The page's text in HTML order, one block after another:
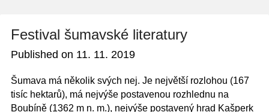
Festival šumavské literatury
Published on 11. 11. 2019
Šumava má několik svých nej. Je největší rozlohou (167
tisíc hektarů), má nejvýše postavenou rozhlednu na
Boubíně (1362 m n. m.), nejvýše postavený hrad Kašperk